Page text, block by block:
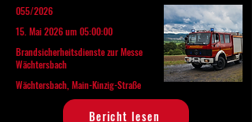
055/2026
15. Mai 2026 um 05:00:00
Brandsicherheitsdienste zur Messe
Wächtersbach
Wächtersbach, Main-Kinzig-Straße
Bericht lesen